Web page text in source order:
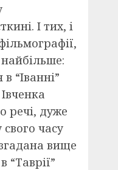
І тих, і
“Іванні”
речі, дуже
часу
вище
“Таврії”